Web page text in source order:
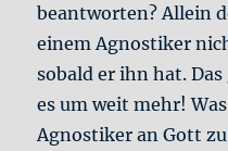
beantworten? Allein
einem Agnostiker
sobald er ihn hat.
es um weit mehr!
Agnostiker an Gott